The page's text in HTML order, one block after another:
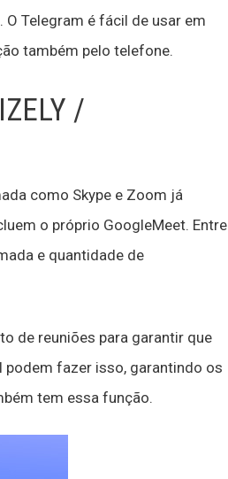
Telegram é fácil de usar em
também pelo telefone.
/
como Skype e Zoom já
o próprio GoogleMeet. Entre
e quantidade de
de reuniões para garantir que
fazer isso, garantindo os
tem essa função.